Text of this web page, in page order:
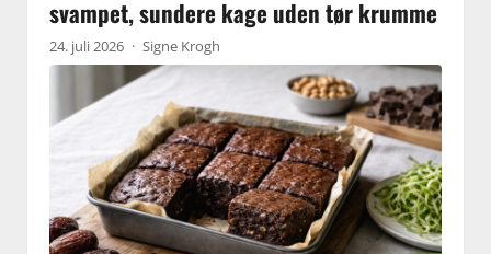
svampet, sundere kage uden tør krumme
24. juli 2026 · Signe Krogh